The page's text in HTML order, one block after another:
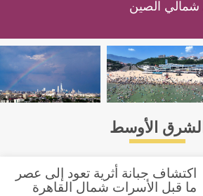
شمالي الصين
الشرق الأوسط
اكتشاف جبانة أثرية تعود إلى عصر
ما قبل الأسرات شمال القاهرة